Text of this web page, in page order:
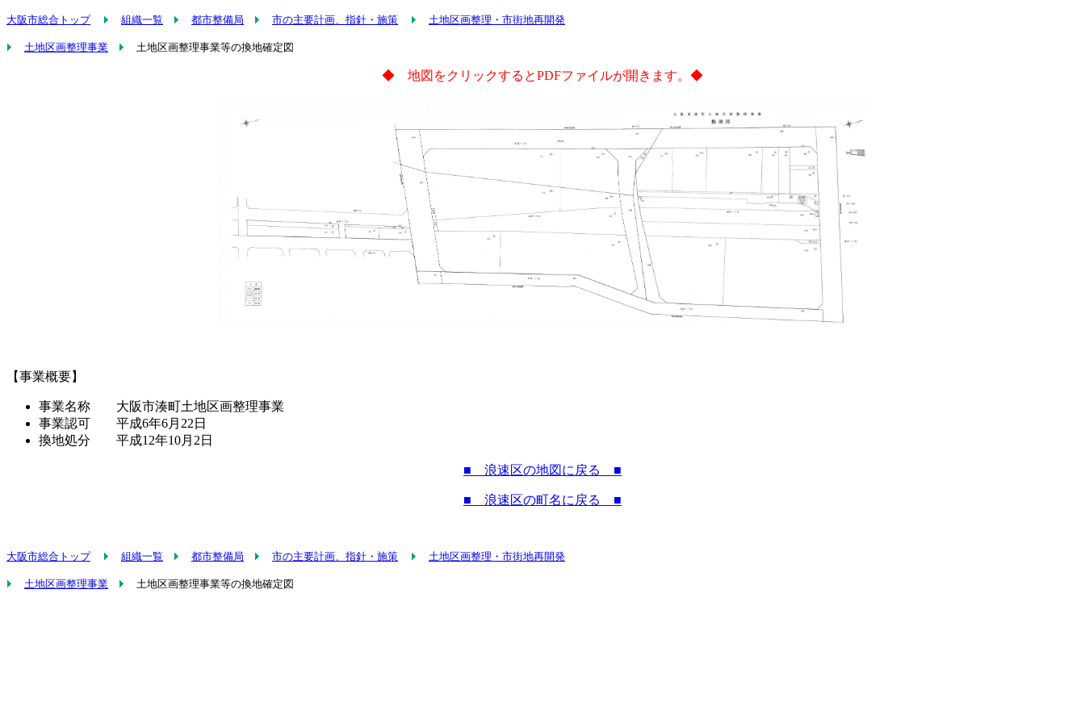
大阪市総合トップ 組織一覧 都市整備局 市の主要計画、指針・施策 土地区画整理・市街地再開発
土地区画整理事業 土地区画整理事業等の換地確定図
◆ 地図をクリックするとPDFファイルが開きます。◆
【事業概要】
事業名称 大阪市湊町土地区画整理事業
事業認可 平成6年6月22日
換地処分 平成12年10月2日
■ 浪速区の地図に戻る ■
■ 浪速区の町名に戻る ■
大阪市総合トップ 組織一覧 都市整備局 市の主要計画、指針・施策 土地区画整理・市街地再開発
土地区画整理事業 土地区画整理事業等の換地確定図